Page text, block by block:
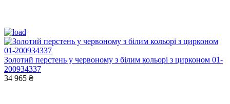
Золотий перстень у червоному з білим кольорі з цирконом 01-
200934337
34 965 ₴